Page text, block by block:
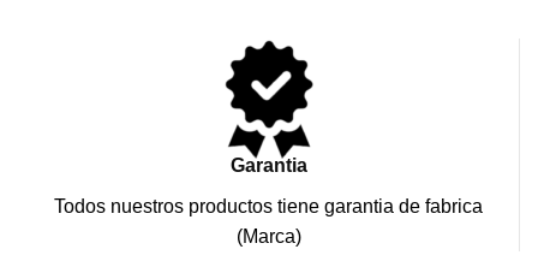
Garantia
Todos nuestros productos tiene garantia de fabrica
(Marca)